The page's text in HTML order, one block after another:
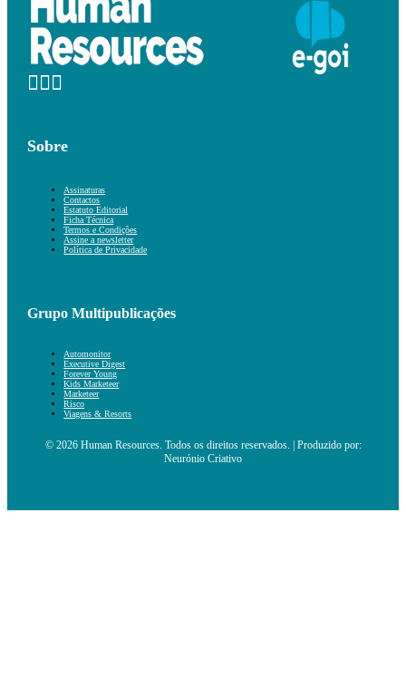
Sobre
Assinaturas
Contactos
Estatuto Editorial
Ficha Técnica
Termos e Condições
Assine a newsletter
Política de Privacidade
Grupo Multipublicações
Automonitor
Executive Digest
Forever Young
Kids Marketeer
Marketeer
Risco
Viagens & Resorts
© 2026 Human Resources. Todos os direitos reservados. | Produzido por:
Neurónio Criativo